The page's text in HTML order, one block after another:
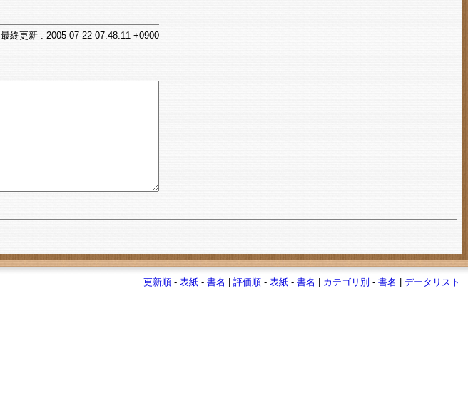
最終更新: 2005-07-22 07:48:11 +0900
更新順 -表紙 -書名 |評価順 -表紙 -書名 カテゴリ別 -書名 |データリスト